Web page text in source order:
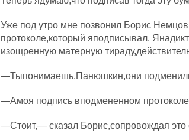
Уже под утро мне позвонил Борис
протоколе,который яподписывал.
изощренную матерную
—Тыпонимаешь,Панюшкин,они подменили
—Амоя подпись вподмененном
—Стоит,— сказал Борис,сопровождая